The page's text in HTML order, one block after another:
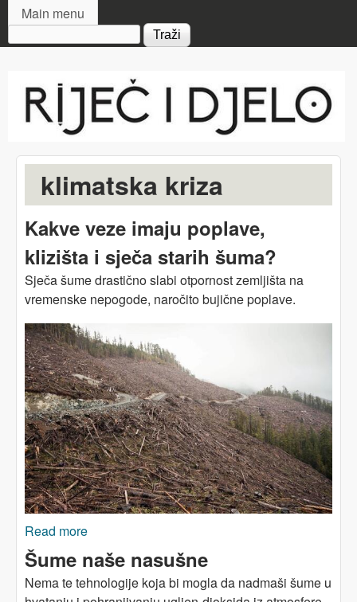
MAIN MENU
Main menu
Search form
i djelo
klimatska kriza
Kakve veze imaju poplave,
klizišta i sječa starih šuma?
Sječa šume drastično slabi otpornost zemljišta na
vremenske nepogode, naročito bujične poplave.
Read more
starih šuma?
Šume naše nasušne
Nema te tehnologije koja bi mogla da nadmaši šume u